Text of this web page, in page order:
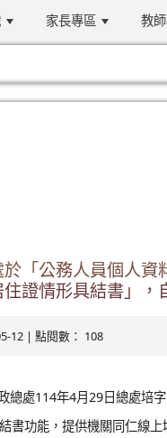
家長專區 教
「公務人員個人
證情形具結書」，
12 | 點閱數： 108
總處114年4月29日總處培
書功能，提供機關同仁線